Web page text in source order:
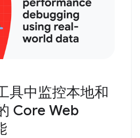
具中监控本地和
Core Web